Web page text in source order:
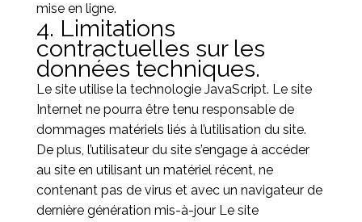
mise en ligne.
4. Limitations
contractuelles sur les
données techniques.
Le site utilise la technologie JavaScript. Le site
Internet ne pourra être tenu responsable de
dommages matériels liés à l’utilisation du site.
De plus, l’utilisateur du site s’engage à accéder
au site en utilisant un matériel récent, ne
contenant pas de virus et avec un navigateur de
dernière génération mis-à-jour Le site